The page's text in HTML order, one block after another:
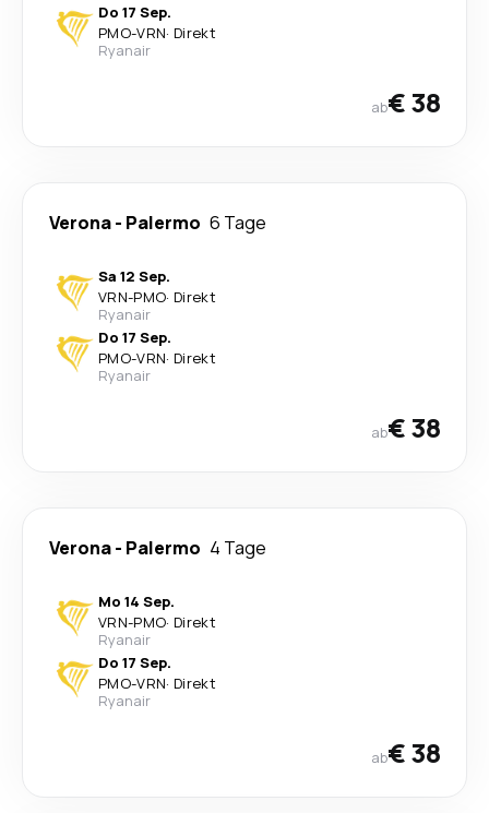
Do 17 Sep.
PMO-VRN· Direkt
Ryanair
ab€ 38
Verona- Palermo 6 Tage
Sa 12 Sep.
VRN-PMO· Direkt
Ryanair
Do 17 Sep.
PMO-VRN· Direkt
Ryanair
ab€ 38
Verona- Palermo 4 Tage
Mo 14 Sep.
VRN-PMO· Direkt
Ryanair
Do 17 Sep.
PMO-VRN· Direkt
Ryanair
ab€ 38